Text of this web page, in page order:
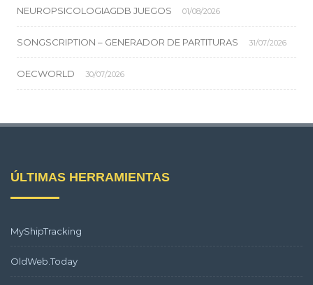
NEUROPSICOLOGIAGDB JUEGOS 01/08/2026
SONGSCRIPTION – GENERADOR DE PARTITURAS 31/07/2026
OECWORLD 30/07/2026
ÚLTIMAS HERRAMIENTAS
MyShipTracking
OldWeb.Today